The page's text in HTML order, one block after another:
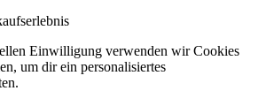
Einwilligung verwenden wir Cookies
um dir ein personalisiertes